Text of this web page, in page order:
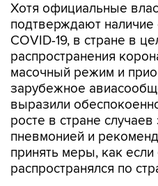
Хотя официальные
подтверждают
COVID-19, в стране в
распространения
масочный режим и
зарубежное
выразили
росте в стране
пневмонией и
принять меры, как
распространялся по